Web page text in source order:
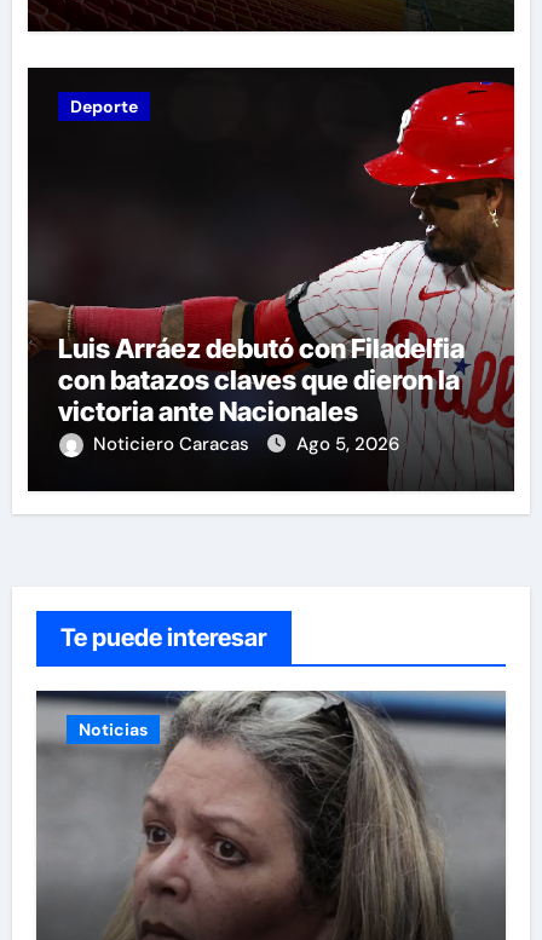
Deporte
Luis Arráez debutó con Filadelfia
con batazos claves que dieron la
victoria ante Nacionales
Noticiero Caracas Ago 5, 2026
Te puede interesar
Noticias